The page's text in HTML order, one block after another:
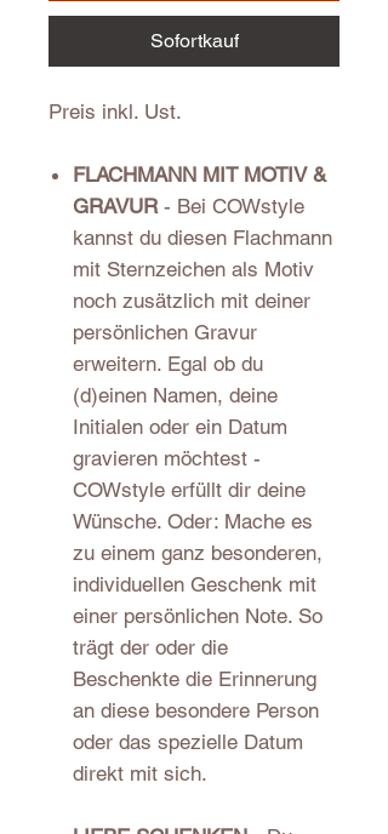
Sofortkauf
Preis inkl. Ust.
FLACHMANN MIT MOTIV &
GRAVUR - Bei COWstyle
kannst du diesen Flachmann
mit Sternzeichen als Motiv
noch zusätzlich mit deiner
persönlichen Gravur
erweitern. Egal ob du
(d)einen Namen, deine
Initialen oder ein Datum
gravieren möchtest -
COWstyle erfüllt dir deine
Wünsche. Oder: Mache es
zu einem ganz besonderen,
individuellen Geschenk mit
einer persönlichen Note. So
trägt der oder die
Beschenkte die Erinnerung
an diese besondere Person
oder das spezielle Datum
direkt mit sich.